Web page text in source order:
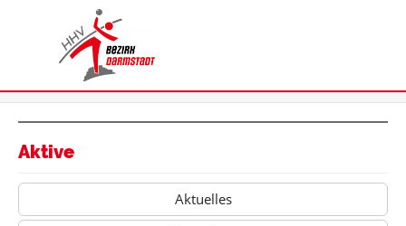
Aktive
Aktuelles